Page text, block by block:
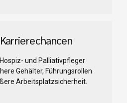
und Palliativpfleger
Gehälter, Führungsrollen
Arbeitsplatzsicherheit.